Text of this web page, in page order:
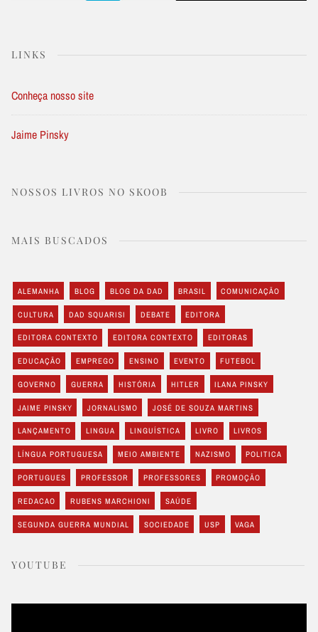
LINKS
Conheça nosso site
Jaime Pinsky
NOSSOS LIVROS NO SKOOB
MAIS BUSCADOS
ALEMANHA BLOG BLOG DA DAD BRASIL COMUNICAÇÃO
CULTURA DAD SQUARISI DEBATE EDITORA
EDITORA CONTEXTO EDITORA CONTEXTO EDITORAS
EDUCAÇÃO EMPREGO ENSINO EVENTO FUTEBOL
GOVERNO GUERRA HISTÓRIA HITLER ILANA PINSKY
JAIME PINSKY JORNALISMO JOSÉ DE SOUZA MARTINS
LANÇAMENTO LINGUA LINGUÍSTICA LIVRO LIVROS
LÍNGUA PORTUGUESA MEIO AMBIENTE NAZISMO POLITICA
PORTUGUES PROFESSOR PROFESSORES PROMOÇÃO
REDACAO RUBENS MARCHIONI SAÚDE
SEGUNDA GUERRA MUNDIAL SOCIEDADE USP VAGA
YOUTUBE